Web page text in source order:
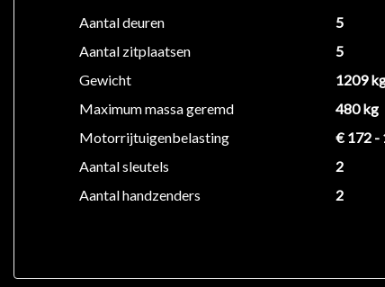
Aantal deuren
5
Aantal zitplaatsen
5
Gewicht
1209
Maximum massa geremd
480 kg
Motorrijtuigenbelasting
€ 172 -
Aantal sleutels
2
Aantal handzenders
2